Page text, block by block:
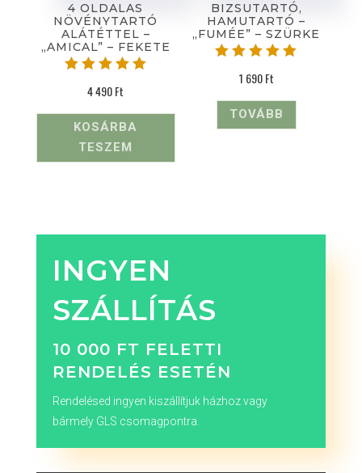
4 OLDALAS
NÖVÉNYTARTÓ
ALÁTÉTTEL –
„AMICAL” – FEKETE
s:
/ 5
4 490Ft
KOSÁRBA
TESZEM
BIZSUTARTÓ,
HAMUTARTÓ –
„FUMÉE” – SZÜRKE
s:
/ 5
1 690Ft
TOVÁBB
INGYEN
SZÁLLÍTÁS
10 000 FT FELETTI
RENDELÉS ESETÉN
Rendelésed ingyen kiszállítjuk házhoz vagy
bármely GLS csomagpontra.